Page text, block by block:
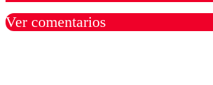
Ver comentarios